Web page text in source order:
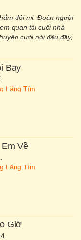
đôi mi. Đoàn người
quan tài cuối nhà
cười nói đâu đây,
Bay
Lăng Tím
Về
Lăng Tím
Giờ